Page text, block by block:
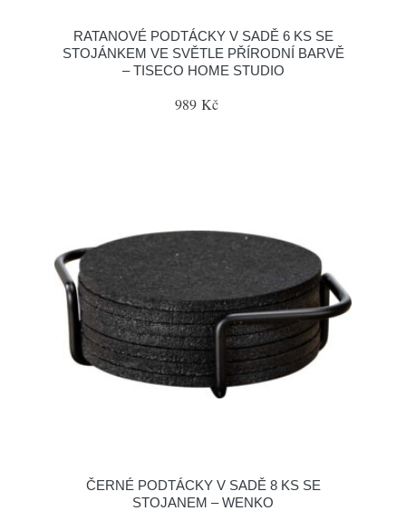
RATANOVÉ PODTÁCKY V SADĚ 6 KS SE
STOJÁNKEM VE SVĚTLE PŘÍRODNÍ BARVĚ
– TISECO HOME STUDIO
989 Kč
ČERNÉ PODTÁCKY V SADĚ 8 KS SE
STOJANEM – WENKO